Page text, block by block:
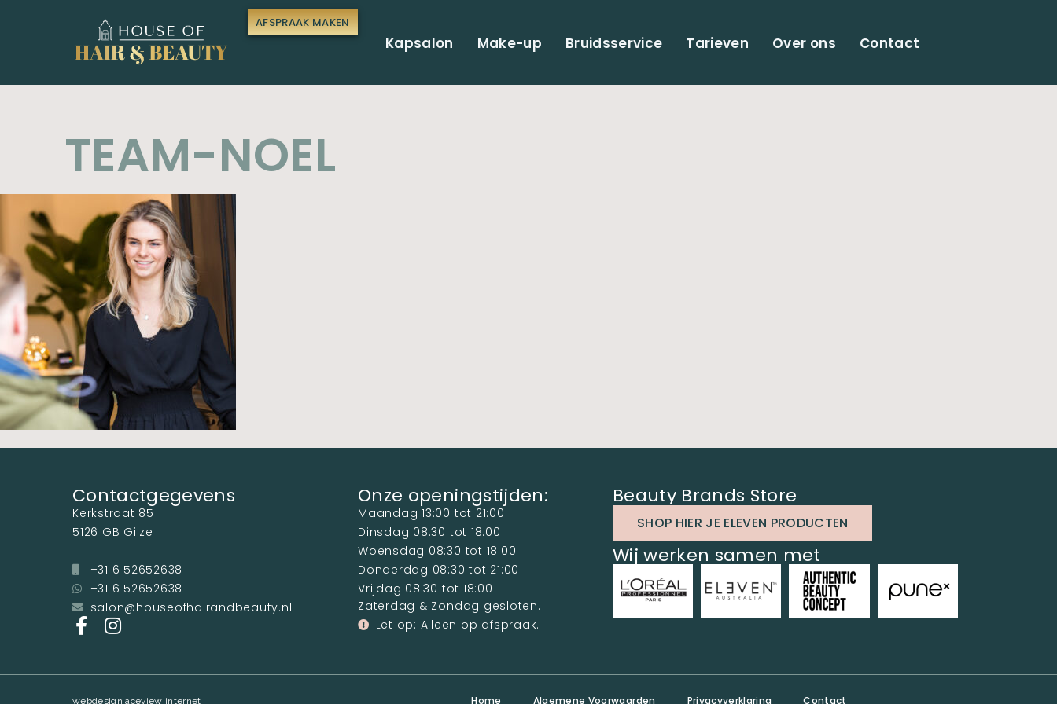
AFSPRAAK MAKEN
Kapsalon Make-up Bruidsservice Tarieven Over ons Contact
TEAM-NOEL
Contactgegevens
Kerkstraat 85
5126 GB Gilze
+31 6 52652638
+31 6 52652638
salon@houseofhairandbeauty.nl
Onze openingstijden:
Maandag 13:00 tot 21:00
Dinsdag 08:30 tot 18:00
Woensdag 08:30 tot 18:00
Donderdag 08:30 tot 21:00
Vrijdag 08:30 tot 18:00
Zaterdag & Zondag gesloten.
Let op: Alleen op afspraak.
Beauty Brands Store
SHOP HIER JE ELEVEN PRODUCTEN
Wij werken samen met
webdesign aceview internet Home Algemene Voorwaarden Privacyverklaring Contact